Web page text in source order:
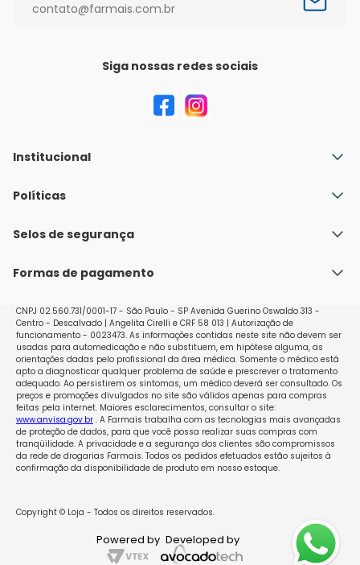
contato@farmais.com.br
Siga nossas redes sociais
Institucional
Quem Somos
Nossas lojas
Políticas
Política de Envio
Políticas de Trocas e Devoluções
Selos de segurança
Formas de pagamento
CNPJ 02.560.731/0001-17 - São Paulo - SP Avenida Guerino Oswaldo 313 -
Centro - Descalvado | Angelita Cirelli e CRF 58 013 | Autorização de
funcionamento - 0023473. As informações contidas neste site não devem ser
usadas para automedicação e não substituem, em hipótese alguma, as
orientações dadas pelo profissional da área médica. Somente o médico está
apto a diagnosticar qualquer problema de saúde e prescrever o tratamento
adequado. Ao persistirem os sintomas, um médico deverá ser consultado. Os
preços e promoções divulgados no site são válidos apenas para compras
feitas pela internet. Maiores esclarecimentos, consultar o site:
www.anvisa.gov.br. A Farmais trabalha com as tecnologias mais avançadas
de proteção de dados, para que você possa realizar suas compras com
tranqüilidade. A privacidade e a segurança dos clientes são compromissos
da rede de drogarias Farmais. Todos os pedidos efetuados estão sujeitos à
confirmação da disponibilidade de produto em nosso estoque.
Copyright © Loja - Todos os direitos reservados.
Powered by Developed by